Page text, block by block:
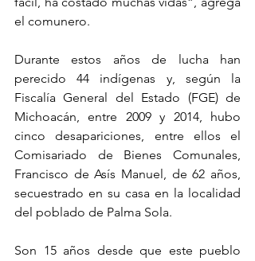
el comunero.
Durante estos años de lucha han
perecido 44 indígenas y, según la
Fiscalía General del Estado (FGE) de
Michoacán, entre 2009 y 2014, hubo
cinco desapariciones, entre ellos el
Comisariado de Bienes Comunales,
Francisco de Asís Manuel, de 62 años,
secuestrado en su casa en la localidad
del poblado de Palma Sola.
Son 15 años desde que este pueblo